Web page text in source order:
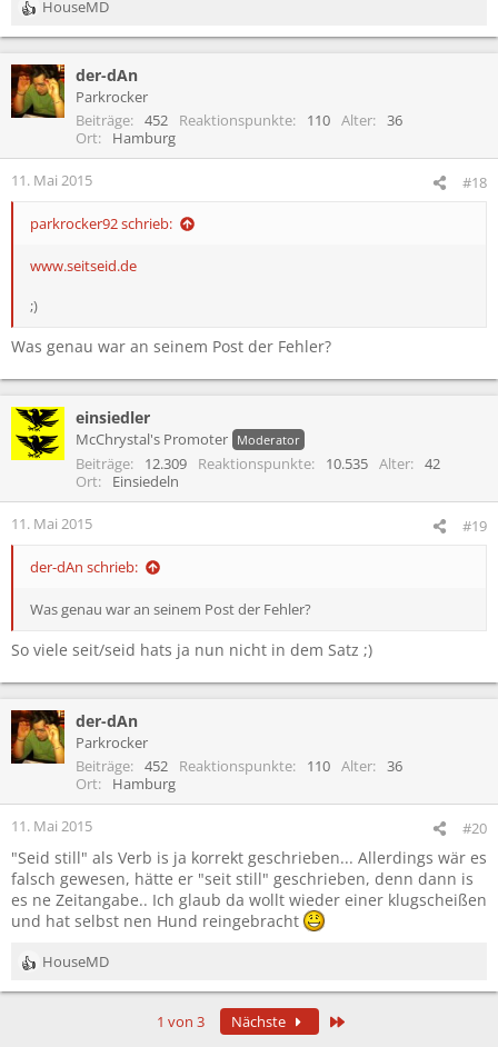
R
e
k
t
i
n
e
HouseMD
der-dAn
Parkrocker
Beiträge
452 Reaktionspunkte 110 Alter
36
Ort
Hamburg
11. Mai 2015 #18
parkrocker92 schrieb:
www.seitseid.de
;)
Was genau war an seinem Post der Fehler?
einsiedler
McChrystal's Promoter Moderator
Beiträge 12.309 Reaktionspunkte 10.535 Alter
42
Ort
Einsiedeln
11. Mai 2015 #19
der-dAn schrieb:
Was genau war an seinem Post der Fehler?
So viele seit/seid hats ja nun nicht in dem Satz ;)
der-dAn
Parkrocker
Beiträge
452 Reaktionspunkte 110 Alter
36
Ort
Hamburg
11. Mai 2015 #20
"Seid still" als Verb is ja korrekt geschrieben... Allerdings wär es
falsch gewesen, hätte er "seit still" geschrieben, denn dann is
es ne Zeitangabe.. Ich glaub da wollt wieder einer klugscheißen
und hat selbst nen Hund reingebracht
R
e
HouseMD
1 von 3 Nächste